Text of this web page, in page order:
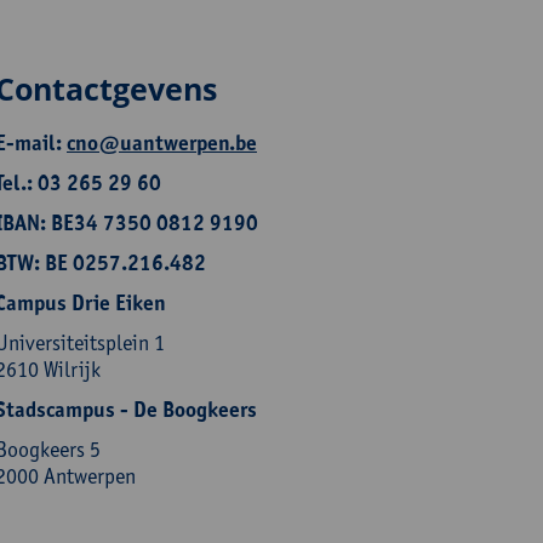
mail:cno@uantwerpen.be
03 265 29 60
BE34 7350 0812 9190
BE 0257.216.482
Drie Eiken
1
Wilrijk
- De Boogkeers
5
Antwerpen